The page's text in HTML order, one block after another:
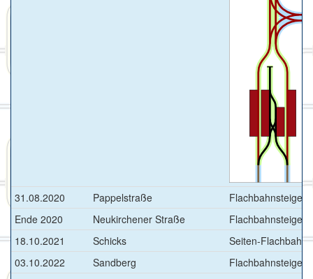
31.08.2020 Pappelstraße
Flachbahnsteige
Ende 2020
Neukirchener Straße
Flachbahnsteige
18.10.2021
Schicks
Seiten-
03.10.2022
Sandberg
Flachbahnsteige